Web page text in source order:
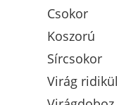
Csokor
Koszorú
Sírcsokor
Virág ridikül